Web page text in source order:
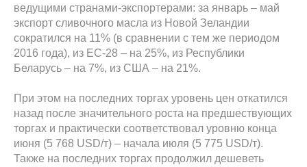
ведущими странами-экспортерами: за январь – май
экспорт сливочного масла из Новой Зеландии
сократился на 11% (в сравнении с тем же периодом
2016 года), из ЕС-28 – на 25%, из Республики
Беларусь – на 7%, из США – на 21%.
При этом на последних торгах уровень цен откатился
назад после значительного роста на предшествующих
торгах и практически соответствовал уровню конца
июня (5 768 USD/т) – начала июля (5 775 USD/т).
Также на последних торгах продолжил дешеветь